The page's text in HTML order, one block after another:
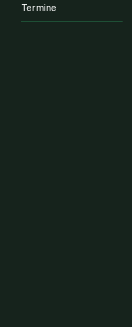
Termine